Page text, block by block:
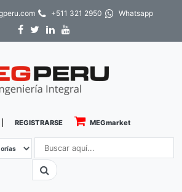
+511 321 2950 Whatsapp
REGISTRARSE MEGmarket